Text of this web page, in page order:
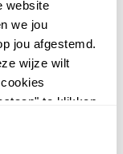
website
we jou
jou afgestemd.
wijze wilt
te klikken.